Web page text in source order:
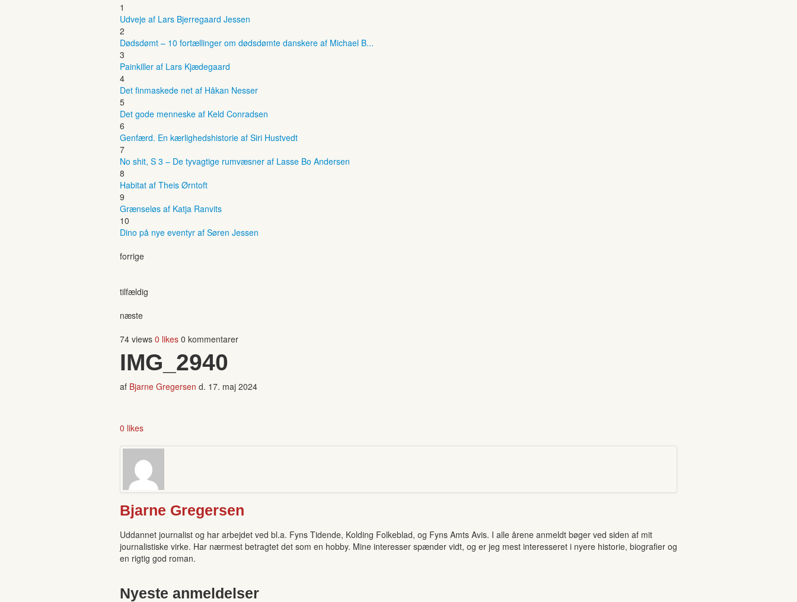
1
Udveje af Lars Bjerregaard Jessen
2
Dødsdømt – 10 fortællinger om dødsdømte danskere af Michael B...
3
Painkiller af Lars Kjædegaard
4
Det finmaskede net af Håkan Nesser
5
Det gode menneske af Keld Conradsen
6
Genfærd. En kærlighedshistorie af Siri Hustvedt
7
No shit, S 3 – De tyvagtige rumvæsner af Lasse Bo Andersen
8
Habitat af Theis Ørntoft
9
Grænseløs af Katja Ranvits
10
Dino på nye eventyr af Søren Jessen
forrige
tilfældig
næste
74 views 0 likes 0 kommentarer
IMG_2940
af Bjarne Gregersen d. 17. maj 2024
0 likes
Bjarne Gregersen
Uddannet journalist og har arbejdet ved bl.a. Fyns Tidende, Kolding Folkeblad, og Fyns Amts Avis. I alle årene anmeldt bøger ved siden af mit
journalistiske virke. Har nærmest betragtet det som en hobby. Mine interesser spænder vidt, og er jeg mest interesseret i nyere historie, biografier og
en rigtig god roman.
Nyeste anmeldelser